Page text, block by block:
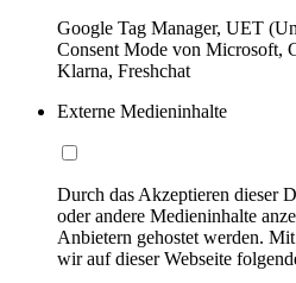
Google Tag Manager, UET
Consent Mode von Microsoft,
Klarna, Freshchat
Externe Medieninhalte
Durch das Akzeptieren dieser
oder andere Medieninhalte
Anbietern gehostet werden.
wir auf dieser Webseite